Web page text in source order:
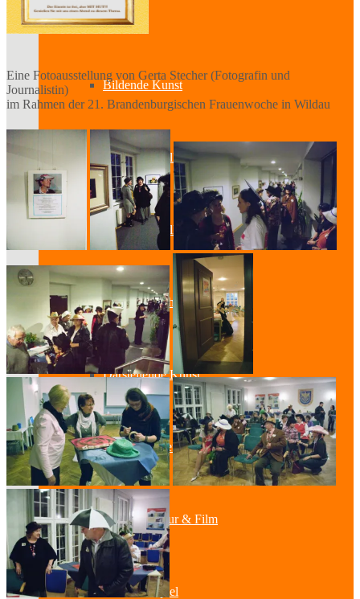
Sparten
Bildende Kunst
Ausstellungen
Aussteller
Workshops
Darstellende Kunst
Kabinetttheater
Literatur & Film
Hörspiel
Eine Fotoausstellung von Gerta Stecher (Fotografin und
Journalistin)
im Rahmen der 21. Brandenburgischen Frauenwoche in Wildau